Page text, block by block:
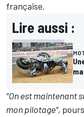
française.
Lire aussi :
"On est maintenant
mon pilotage",